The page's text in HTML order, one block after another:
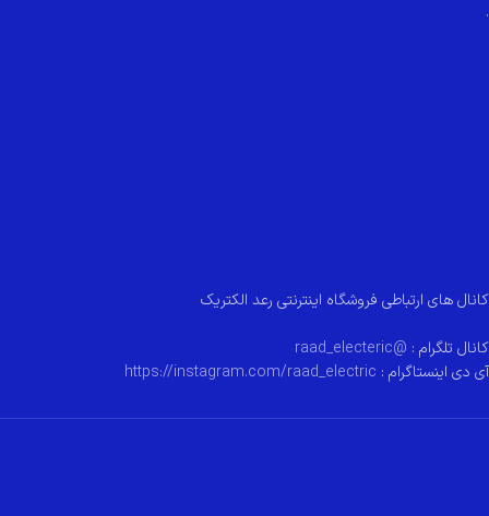
.
کانال های ارتباطی فروشگاه اینترنتی رعد الکتریک
کانال تلگرام : @raad_electeric
آی دی اینستاگرام : https://instagram.com/raad_electric